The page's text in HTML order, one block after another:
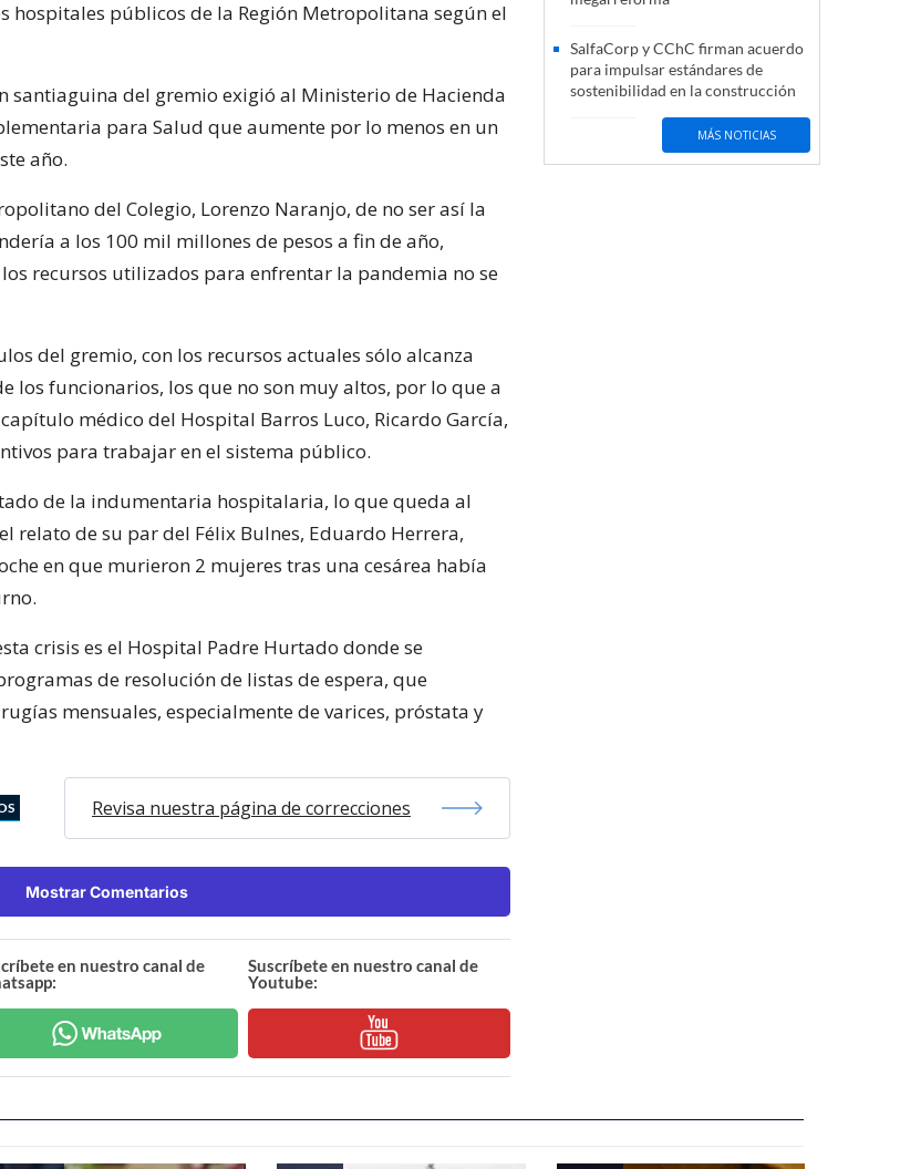
hospitales públicos de la Región Metropolitana según el
santiaguina del gremio exigió al Ministerio de Hacienda
para Salud que aumente por lo menos en un
año.
del Colegio, Lorenzo Naranjo, de no ser así la
a los 100 mil millones de pesos a fin de año,
recursos utilizados para enfrentar la pandemia no se
del gremio, con los recursos actuales sólo alcanza
los funcionarios, los que no son muy altos, por lo que a
médico del Hospital Barros Luco, Ricardo García,
para trabajar en el sistema público.
de la indumentaria hospitalaria, lo que queda al
relato de su par del Félix Bulnes, Eduardo Herrera,
en que murieron 2 mujeres tras una cesárea había
crisis es el Hospital Padre Hurtado donde se
de resolución de listas de espera, que
mensuales, especialmente de varices, próstata y
Revisa nuestra página de correcciones
Mostrar Comentarios
en nuestro canal de
Suscríbete en nuestro canal de
Youtube:
SalfaCorp y CChC firman acuerdo
para impulsar estándares de
sostenibilidad en la construcción
MÁS NOTICIAS